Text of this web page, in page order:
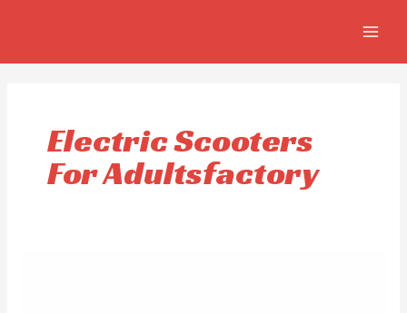
Electric Scooters
For Adultsfactory